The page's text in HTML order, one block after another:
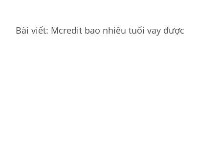
Bài viết: Mcredit bao nhiêu tuổi vay được